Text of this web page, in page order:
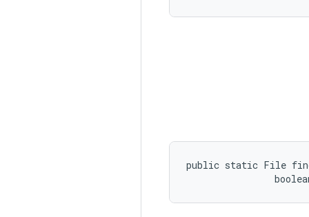
public static File